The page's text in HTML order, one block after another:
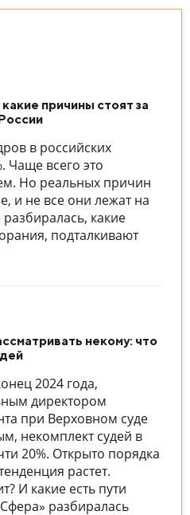
причины стоят за
в российских
Чаще всего это
Но реальных причин
и не все они лежат на
какие
подталкивают
некому: что
2024 года,
директором
при Верховном суде
некомплект судей в
20%. Открыто порядка
растет.
И какие есть пути
разбиралась